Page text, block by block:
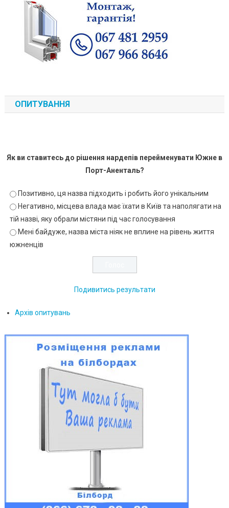
ОПИТУВАННЯ
Як ви ставитесь до рішення нардепів перейменувати Южне в
Порт-Аненталь?
Позитивно, ця назва підходить і робить його унікальним
Негативно, місцева влада має їхати в Київ та наполягати на
тій назві, яку обрали містяни під час голосування
Мені байдуже, назва міста ніяк не вплине на рівень життя
южненців
Подивитись результати
Архів опитувань